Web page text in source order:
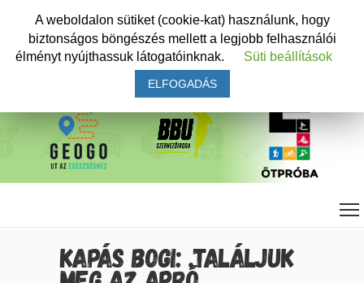
KAPÁS BOGI: „TALÁLJUK
A weboldalon sütiket (cookie-kat) használunk, hogy
biztonságos böngészés mellett a legjobb felhasználói
élményt nyújthassuk látogatóinknak.
Süti beállítások
ELFOGADÁS